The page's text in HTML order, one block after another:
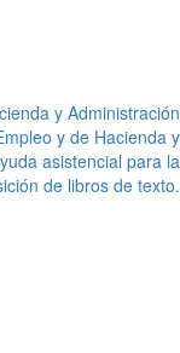
y Administración
y de Hacienda y
asistencial para la
de libros de texto.